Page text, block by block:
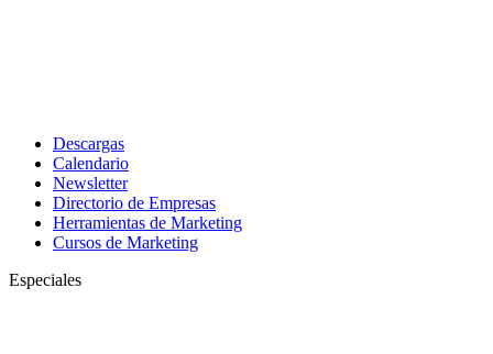
Descargas
Calendario
Newsletter
Directorio de Empresas
Herramientas de Marketing
Cursos de Marketing
Especiales